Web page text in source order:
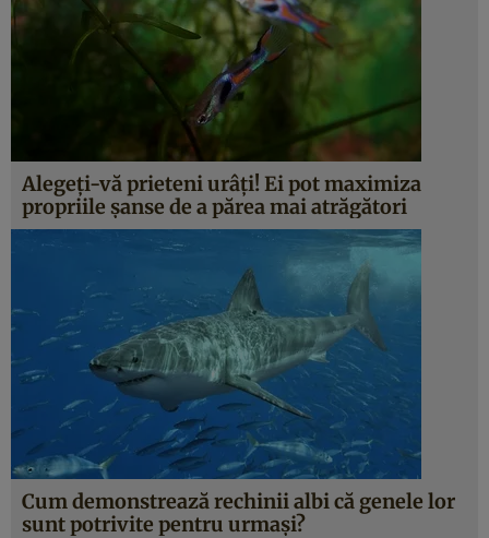
Alegeţi-vă prieteni urâţi! Ei pot maximiza
propriile şanse de a părea mai atrăgători
Cum demonstrează rechinii albi că genele lor
sunt potrivite pentru urmaşi?